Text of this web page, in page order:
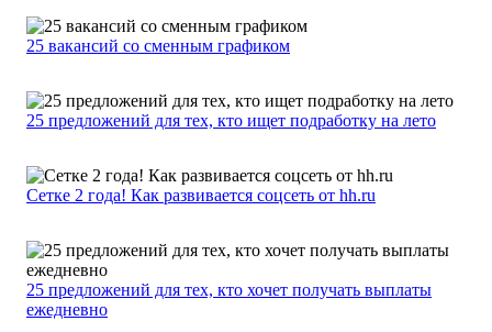
25 вакансий со сменным графиком
25 предложений для тех, кто ищет подработку на лето
Сетке 2 года! Как развивается соцсеть от hh.ru
25 предложений для тех, кто хочет получать выплаты
ежедневно